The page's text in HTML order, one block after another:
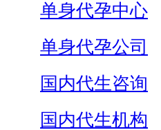
单身代孕中心
单身代孕公司
国内代生咨询
国内代生机构